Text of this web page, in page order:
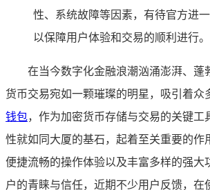
性、系统故障等因素，有待官方进一
以保障用户体验和交易的顺利进行。
在当今数字化金融浪潮汹涌澎湃、蓬
货币交易宛如一颗璀璨的明星，吸引着众
钱包，作为加密货币存储与交易的关键工
性就如同大厦的基石，起着至关重要的作
便捷流畅的操作体验以及丰富多样的强大
户的青睐与信任，近期不少用户反馈，在